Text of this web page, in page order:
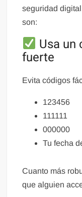
seguridad
son:
Usa un
fuerte
Evita códigos
123456
111111
000000
Tu fecha
Cuanto más
que alguien